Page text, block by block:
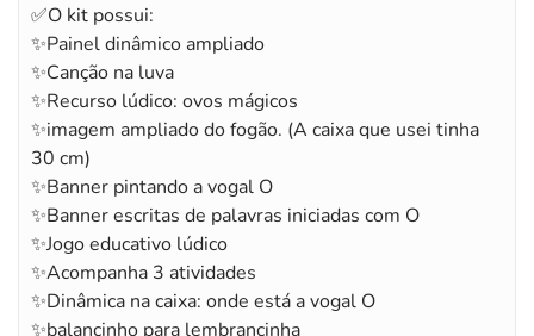
✅O kit possui:
✨Painel dinâmico ampliado
✨Canção na luva
✨Recurso lúdico: ovos mágicos
✨imagem ampliado do fogão. (A caixa que usei tinha
30 cm)
✨Banner pintando a vogal O
✨Banner escritas de palavras iniciadas com O
✨Jogo educativo lúdico
✨Acompanha 3 atividades
✨Dinâmica na caixa: onde está a vogal O
✨balancinho para lembrancinha